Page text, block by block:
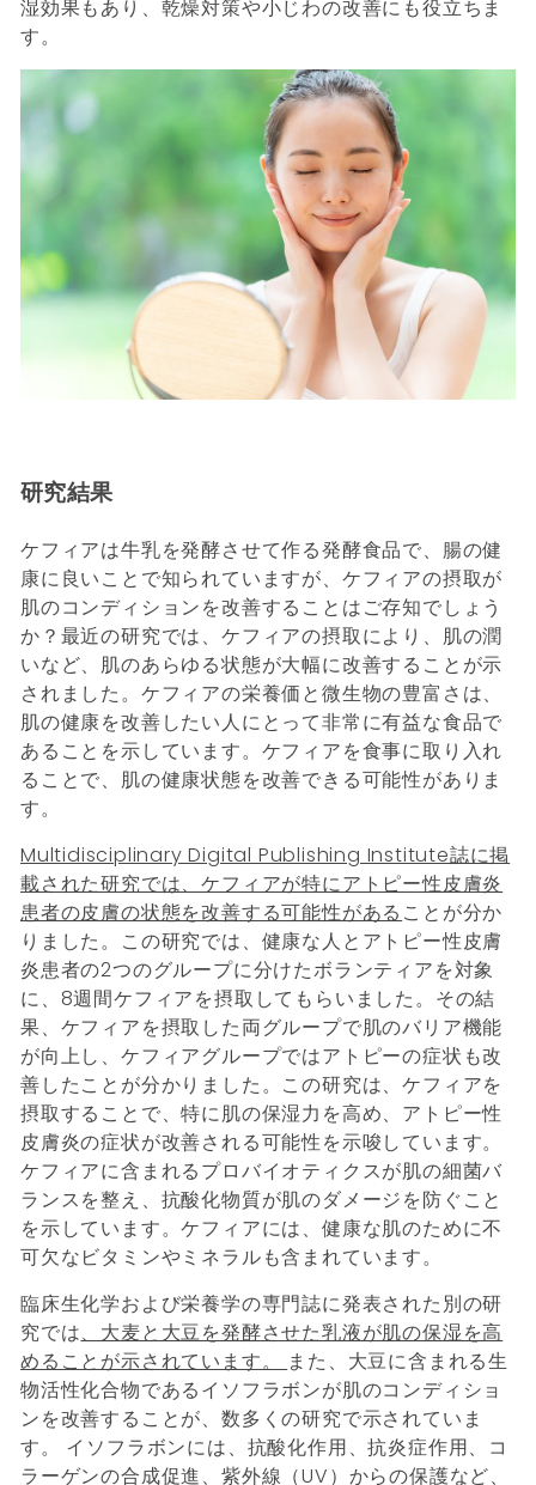
湿効果もあり、乾燥対策や小じわの改善にも役立ちま
す。
研究結果
ケフィアは牛乳を発酵させて作る発酵食品で、腸の健
康に良いことで知られていますが、ケフィアの摂取が
肌のコンディションを改善することはご存知でしょう
か？最近の研究では、ケフィアの摂取により、肌の潤
いなど、肌のあらゆる状態が大幅に改善することが示
されました。ケフィアの栄養価と微生物の豊富さは、
肌の健康を改善したい人にとって非常に有益な食品で
あることを示しています。ケフィアを食事に取り入れ
ることで、肌の健康状態を改善できる可能性がありま
す。
Multidisciplinary Digital Publishing Institute誌に掲
載された研究では、ケフィアが特にアトピー性皮膚炎
患者の皮膚の状態を改善する可能性がある ことが分か
りました。この研究では、健康な人とアトピー性皮膚
炎患者の2つのグループに分けたボランティアを対象
に、8週間ケフィアを摂取してもらいました。その結
果、ケフィアを摂取した両グループで肌のバリア機能
が向上し、ケフィアグループではアトピーの症状も改
善したことが分かりました。この研究は、ケフィアを
摂取することで、特に肌の保湿力を高め、アトピー性
皮膚炎の症状が改善される可能性を示唆しています。
ケフィアに含まれるプロバイオティクスが肌の細菌バ
ランスを整え、抗酸化物質が肌のダメージを防ぐこと
を示しています。ケフィアには、健康な肌のために不
可欠なビタミンやミネラルも含まれています。
臨床生化学および栄養学の専門誌に発表された別の研
究では、大麦と大豆を発酵させた乳液が肌の保湿を高
めることが示されています。
また、大豆に含まれる生
物活性化合物であるイソフラボンが肌のコンディショ
ンを改善することが、数多くの研究で示されていま
す。 イソフラボンには、抗酸化作用、抗炎症作用、コ
ラーゲンの合成促進、紫外線（UV）からの保護など、